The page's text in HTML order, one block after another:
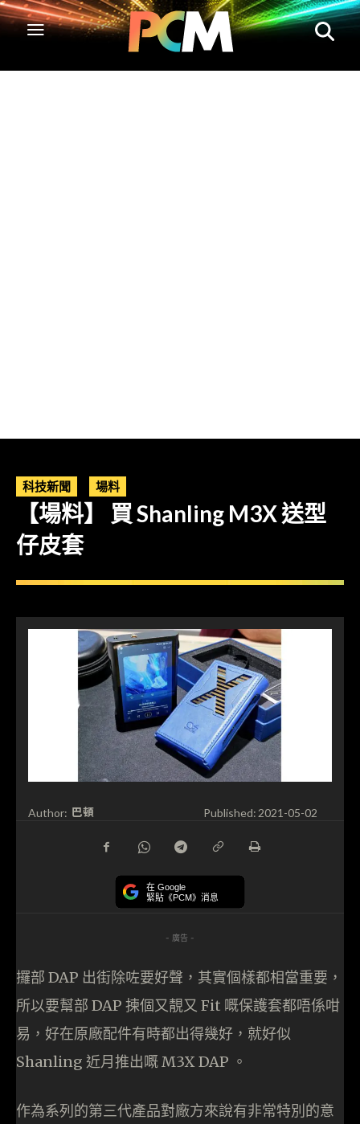
科技新聞 場料
【場料】 買 Shanling M3X 送型
仔皮套
Author: 巴頓 Published: 2021-05-02
在 Google
緊貼《PCM》消息
- 廣告 -
攞部 DAP 出街除咗要好聲，其實個樣都相當重要，
所以要幫部 DAP 揀個又靚又 Fit 嘅保護套都唔係咁
易，好在原廠配件有時都出得幾好，就好似
Shanling 近月推出嘅 M3X DAP 。
作為系列的第三代產品對廠方來說有非常特別的意